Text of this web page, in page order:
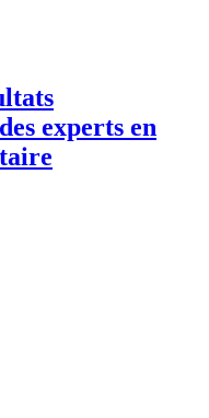
experts en